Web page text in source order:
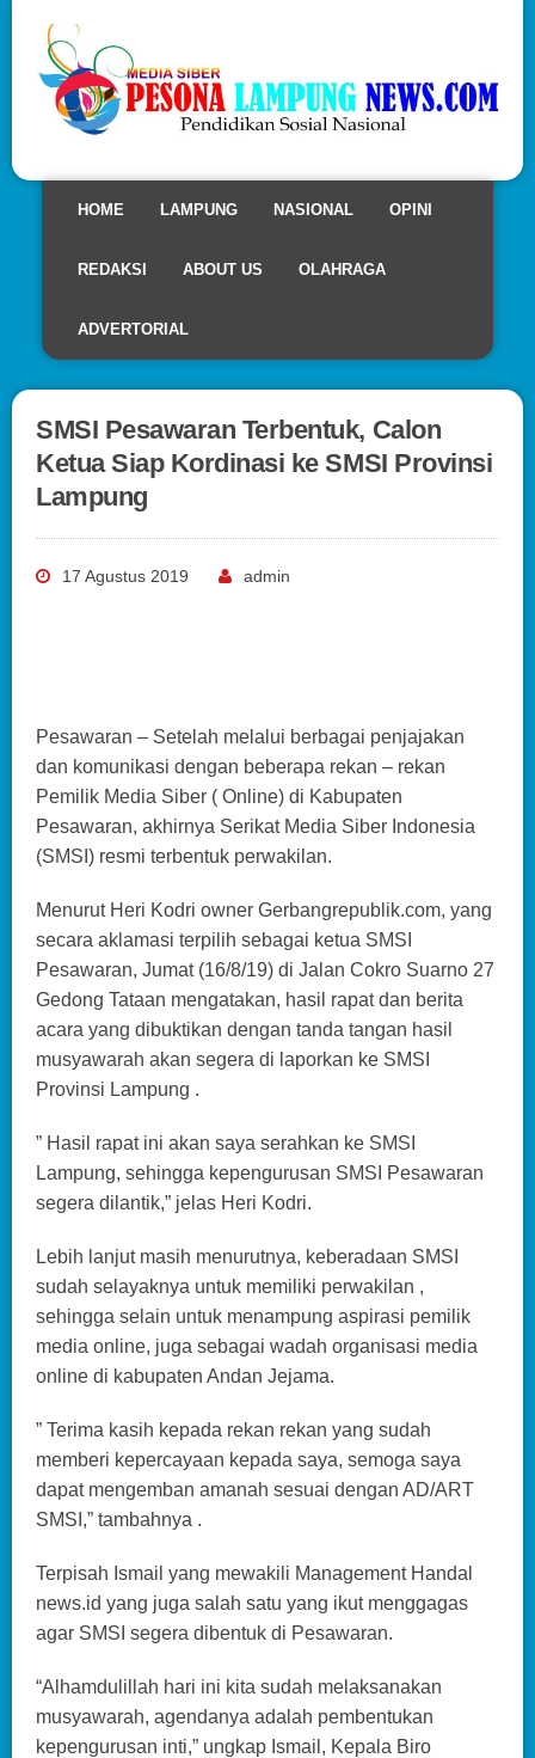
HOME LAMPUNG NASIONAL OPINI
REDAKSI ABOUT US OLAHRAGA
ADVERTORIAL
SMSI Pesawaran Terbentuk, Calon
Ketua Siap Kordinasi ke SMSI Provinsi
Lampung
17 Agustus 2019 admin
Pesawaran – Setelah melalui berbagai penjajakan
dan komunikasi dengan beberapa rekan – rekan
Pemilik Media Siber ( Online) di Kabupaten
Pesawaran, akhirnya Serikat Media Siber Indonesia
(SMSI) resmi terbentuk perwakilan.
Menurut Heri Kodri owner Gerbangrepublik.com, yang
secara aklamasi terpilih sebagai ketua SMSI
Pesawaran, Jumat (16/8/19) di Jalan Cokro Suarno 27
Gedong Tataan mengatakan, hasil rapat dan berita
acara yang dibuktikan dengan tanda tangan hasil
musyawarah akan segera di laporkan ke SMSI
Provinsi Lampung .
” Hasil rapat ini akan saya serahkan ke SMSI
Lampung, sehingga kepengurusan SMSI Pesawaran
segera dilantik,” jelas Heri Kodri.
Lebih lanjut masih menurutnya, keberadaan SMSI
sudah selayaknya untuk memiliki perwakilan ,
sehingga selain untuk menampung aspirasi pemilik
media online, juga sebagai wadah organisasi media
online di kabupaten Andan Jejama.
” Terima kasih kepada rekan rekan yang sudah
memberi kepercayaan kepada saya, semoga saya
dapat mengemban amanah sesuai dengan AD/ART
SMSI,” tambahnya .
Terpisah Ismail yang mewakili Management Handal
news.id yang juga salah satu yang ikut menggagas
agar SMSI segera dibentuk di Pesawaran.
“Alhamdulillah hari ini kita sudah melaksanakan
musyawarah, agendanya adalah pembentukan
kepengurusan inti,” ungkap Ismail, Kepala Biro